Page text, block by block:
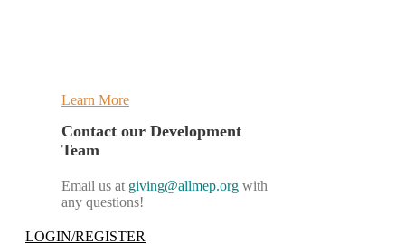
Learn More
Contact our Development
Team
Email us at giving@allmep.org with
any questions!
LOGIN/REGISTER